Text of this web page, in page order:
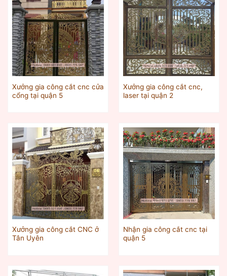
Xưởng gia công cắt cnc cửa
cổng tại quận 5
Xưởng gia công cắt cnc,
laser tại quận 2
Xưởng gia công cắt CNC ở
Tân Uyên
Nhận gia công cắt cnc tại
quận 5